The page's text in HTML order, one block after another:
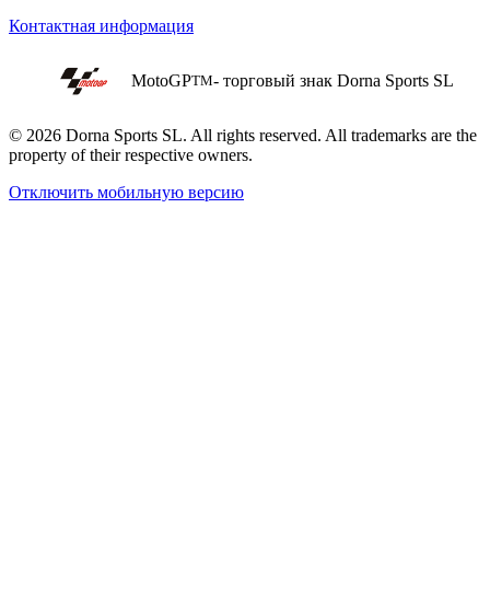
Контактная информация
MotoGPTM- торговый знак Dorna Sports SL
© 2026 Dorna Sports SL. All rights reserved. All trademarks are the
property of their respective owners.
Отключить мобильную версию